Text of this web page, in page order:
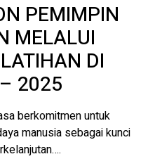
PEMIMPIN
MELALUI
DI
2025
berkomitmen untuk
manusia sebagai kunci